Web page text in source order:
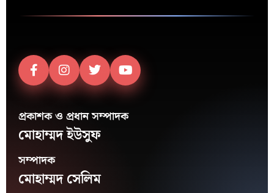
প্রকাশক ও প্রধান সম্পাদক
মোহাম্মদ ইউসুফ
সম্পাদক
মোহাম্মদ সেলিম